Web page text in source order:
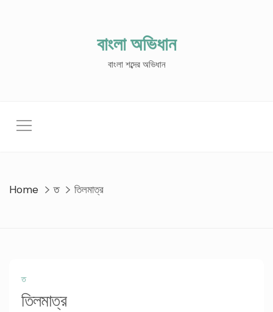
বাংলা অভিধান
বাংলা শব্দের অভিধান
Home ত তিলমাত্র
ত
তিলমাত্র